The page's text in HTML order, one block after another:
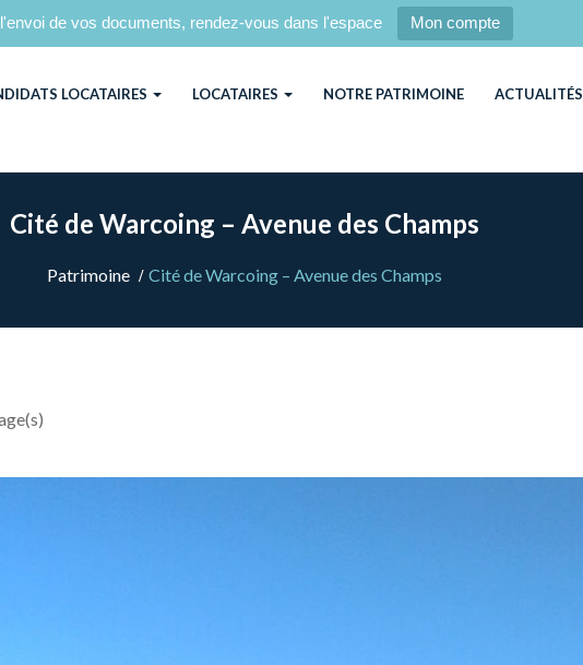
de vos documents, rendez-vous dans l'espace Mon compte
LOCATAIRES LOCATAIRES NOTRE PATRIMOINE ACTUALITÉS
Patrimoine Cité de Warcoing – Avenue des Champs
Cité de Warcoing – Avenue des Champs